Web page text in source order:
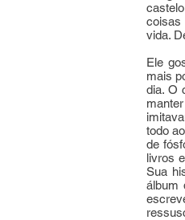
coisas
vida.
Ele
mais
dia. O
todo
de
livros
Sua
álbum